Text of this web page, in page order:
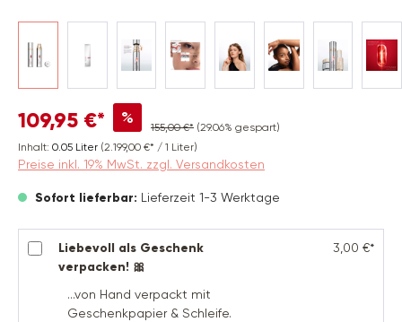
109,95 €* % 155,00 €* (29.06% gespart)
Inhalt: 0.05 Liter (2.199,00 €* / 1 Liter)
Preise inkl. 19% MwSt. zzgl. Versandkosten
Sofort lieferbar: Lieferzeit 1-3 Werktage
Liebevoll als Geschenk
verpacken! 🎀
...von Hand verpackt mit
Geschenkpapier & Schleife.
3,00 €*